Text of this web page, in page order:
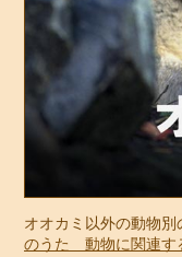
オオカミ以外の動物別
のうた 動物に関連す